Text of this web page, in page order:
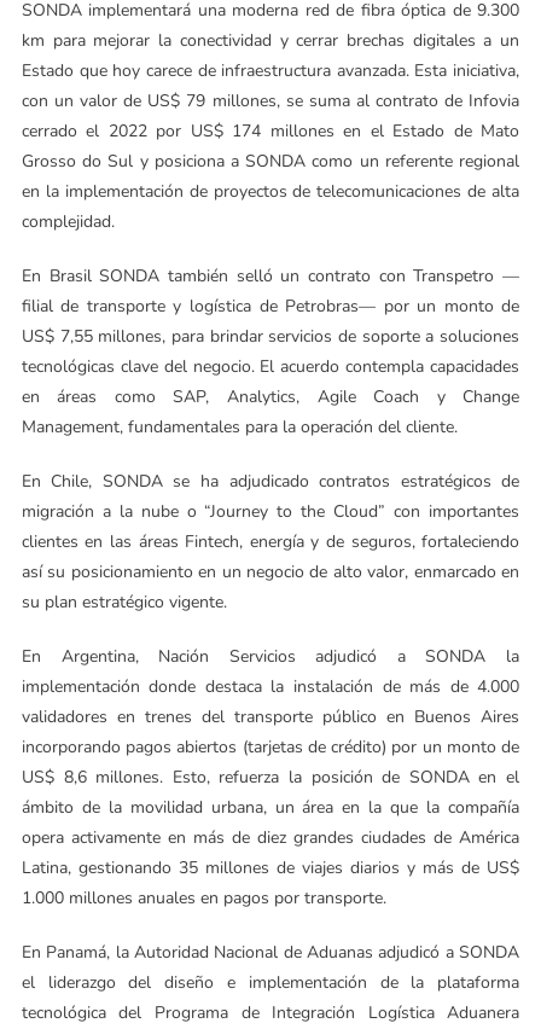
SONDA implementará una moderna red de fibra óptica de 9.300
km para mejorar la conectividad y cerrar brechas digitales a un
Estado que hoy carece de infraestructura avanzada. Esta iniciativa,
con un valor de US$ 79 millones, se suma al contrato de Infovia
cerrado el 2022 por US$ 174 millones en el Estado de Mato
Grosso do Sul y posiciona a SONDA como un referente regional
en la implementación de proyectos de telecomunicaciones de alta
complejidad.
En Brasil SONDA también selló un contrato con Transpetro —
filial de transporte y logística de Petrobras— por un monto de
US$ 7,55 millones, para brindar servicios de soporte a soluciones
tecnológicas clave del negocio. El acuerdo contempla capacidades
en áreas como SAP, Analytics, Agile Coach y Change
Management, fundamentales para la operación del cliente.
En Chile, SONDA se ha adjudicado contratos estratégicos de
migración a la nube o “Journey to the Cloud” con importantes
clientes en las áreas Fintech, energía y de seguros, fortaleciendo
así su posicionamiento en un negocio de alto valor, enmarcado en
su plan estratégico vigente.
En Argentina, Nación Servicios adjudicó a SONDA la
implementación donde destaca la instalación de más de 4.000
validadores en trenes del transporte público en Buenos Aires
incorporando pagos abiertos (tarjetas de crédito) por un monto de
US$ 8,6 millones. Esto, refuerza la posición de SONDA en el
ámbito de la movilidad urbana, un área en la que la compañía
opera activamente en más de diez grandes ciudades de América
Latina, gestionando 35 millones de viajes diarios y más de US$
1.000 millones anuales en pagos por transporte.
En Panamá, la Autoridad Nacional de Aduanas adjudicó a SONDA
el liderazgo del diseño e implementación de la plataforma
tecnológica del Programa de Integración Logística Aduanera